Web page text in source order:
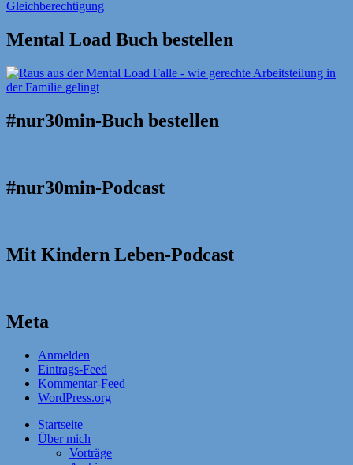
Mental Load Buch bestellen
#nur30min-Buch bestellen
#nur30min-Podcast
Mit Kindern Leben-Podcast
Meta
Anmelden
Eintrags-Feed
Kommentar-Feed
WordPress.org
Startseite
Über mich
Vorträge